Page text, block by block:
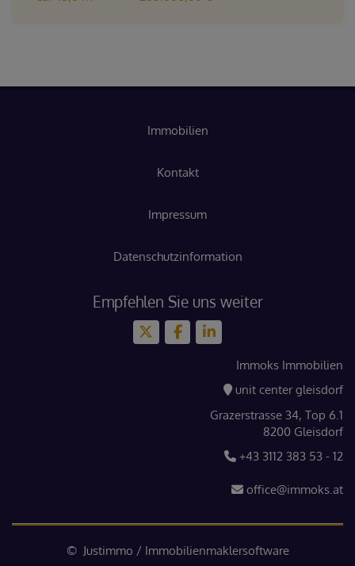
Immobilien
Kontakt
Impressum
Datenschutzinformation
Empfehlen Sie uns weiter
Immoks Immobilien
unit center gleisdorf
Grazerstrasse 34, Top 6.1
8200 Gleisdorf
+43 3112 383 53 - 12
office@immoks.at
© Justimmo / Immobilienmaklersoftware